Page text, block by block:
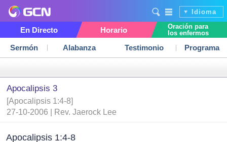
Idioma
En Directo Horario
Oración para
los enfermos
Sermón Alabanza Testimonio Programa
Apocalipsis 3
[Apocalipsis 1:4-8]
27-10-2006 | Rev. Jaerock Lee
Apocalipsis 1:4-8